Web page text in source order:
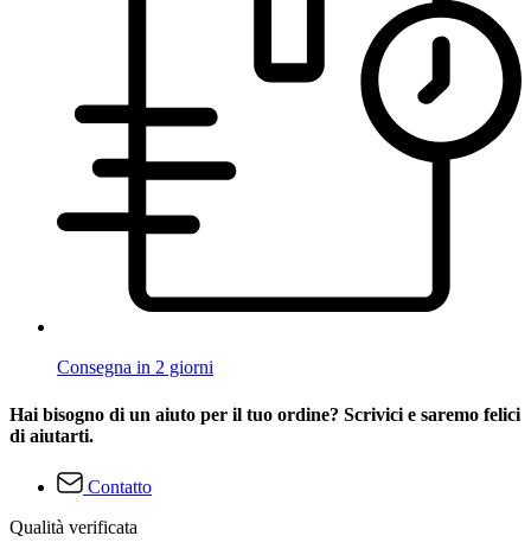
Consegna in 2 giorni
Hai bisogno di un aiuto per il tuo ordine? Scrivici e saremo felici
di aiutarti.
Contatto
Qualità verificata